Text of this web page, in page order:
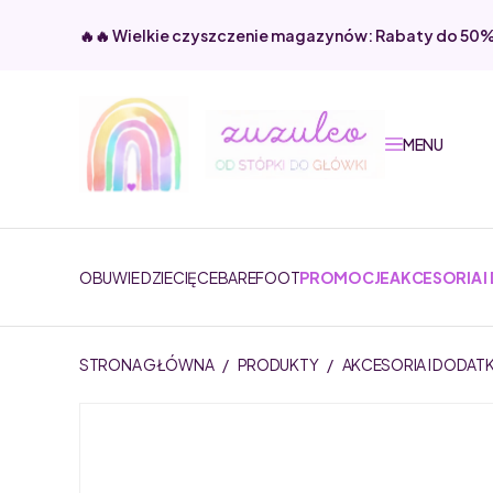
🔥🔥 Wielkie czyszczenie magazynów: Rabaty do
MENU
OBUWIE DZIECIĘCEBAREFOOTPROMOCJEAKCESORIA I
STRONA GŁÓWNA / PRODUKTY / AKCESORIA I